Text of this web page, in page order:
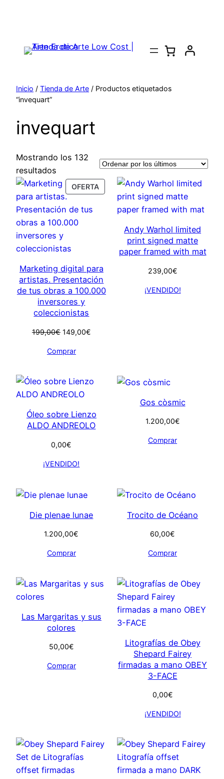
Inicio / Tienda de Arte / Productos etiquetados
“invequart”
invequart
Mostrando los 132
resultados
por
los
últimos
OFERTA PRODUCT
ON
Marketing digital para
artistas. Presentación
de tus obras a 100.000
inversores y
coleccionistas
199,00€ El
original
149,00€El
149,00€.
Comprar
Andy Warhol limited
print signed matte
paper framed with mat
239,00€
¡VENDIDO!
Óleo sobre Lienzo
ALDO ANDREOLO
0,00€
¡VENDIDO!
Gos còsmic
1.200,00€
Comprar
Die plenae lunae
1.200,00€
Comprar
Trocito de Océano
60,00€
Comprar
Las Margaritas y sus
colores
50,00€
Comprar
Litografías de Obey
Shepard Fairey
firmadas a mano OBEY
3-FACE
0,00€
¡VENDIDO!